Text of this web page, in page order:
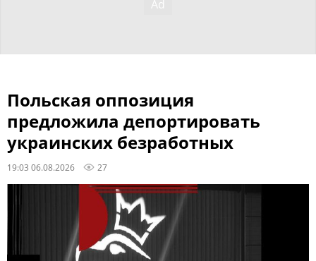
Польская оппозиция
предложила депортировать
украинских безработных
19:03 06.08.2026 27